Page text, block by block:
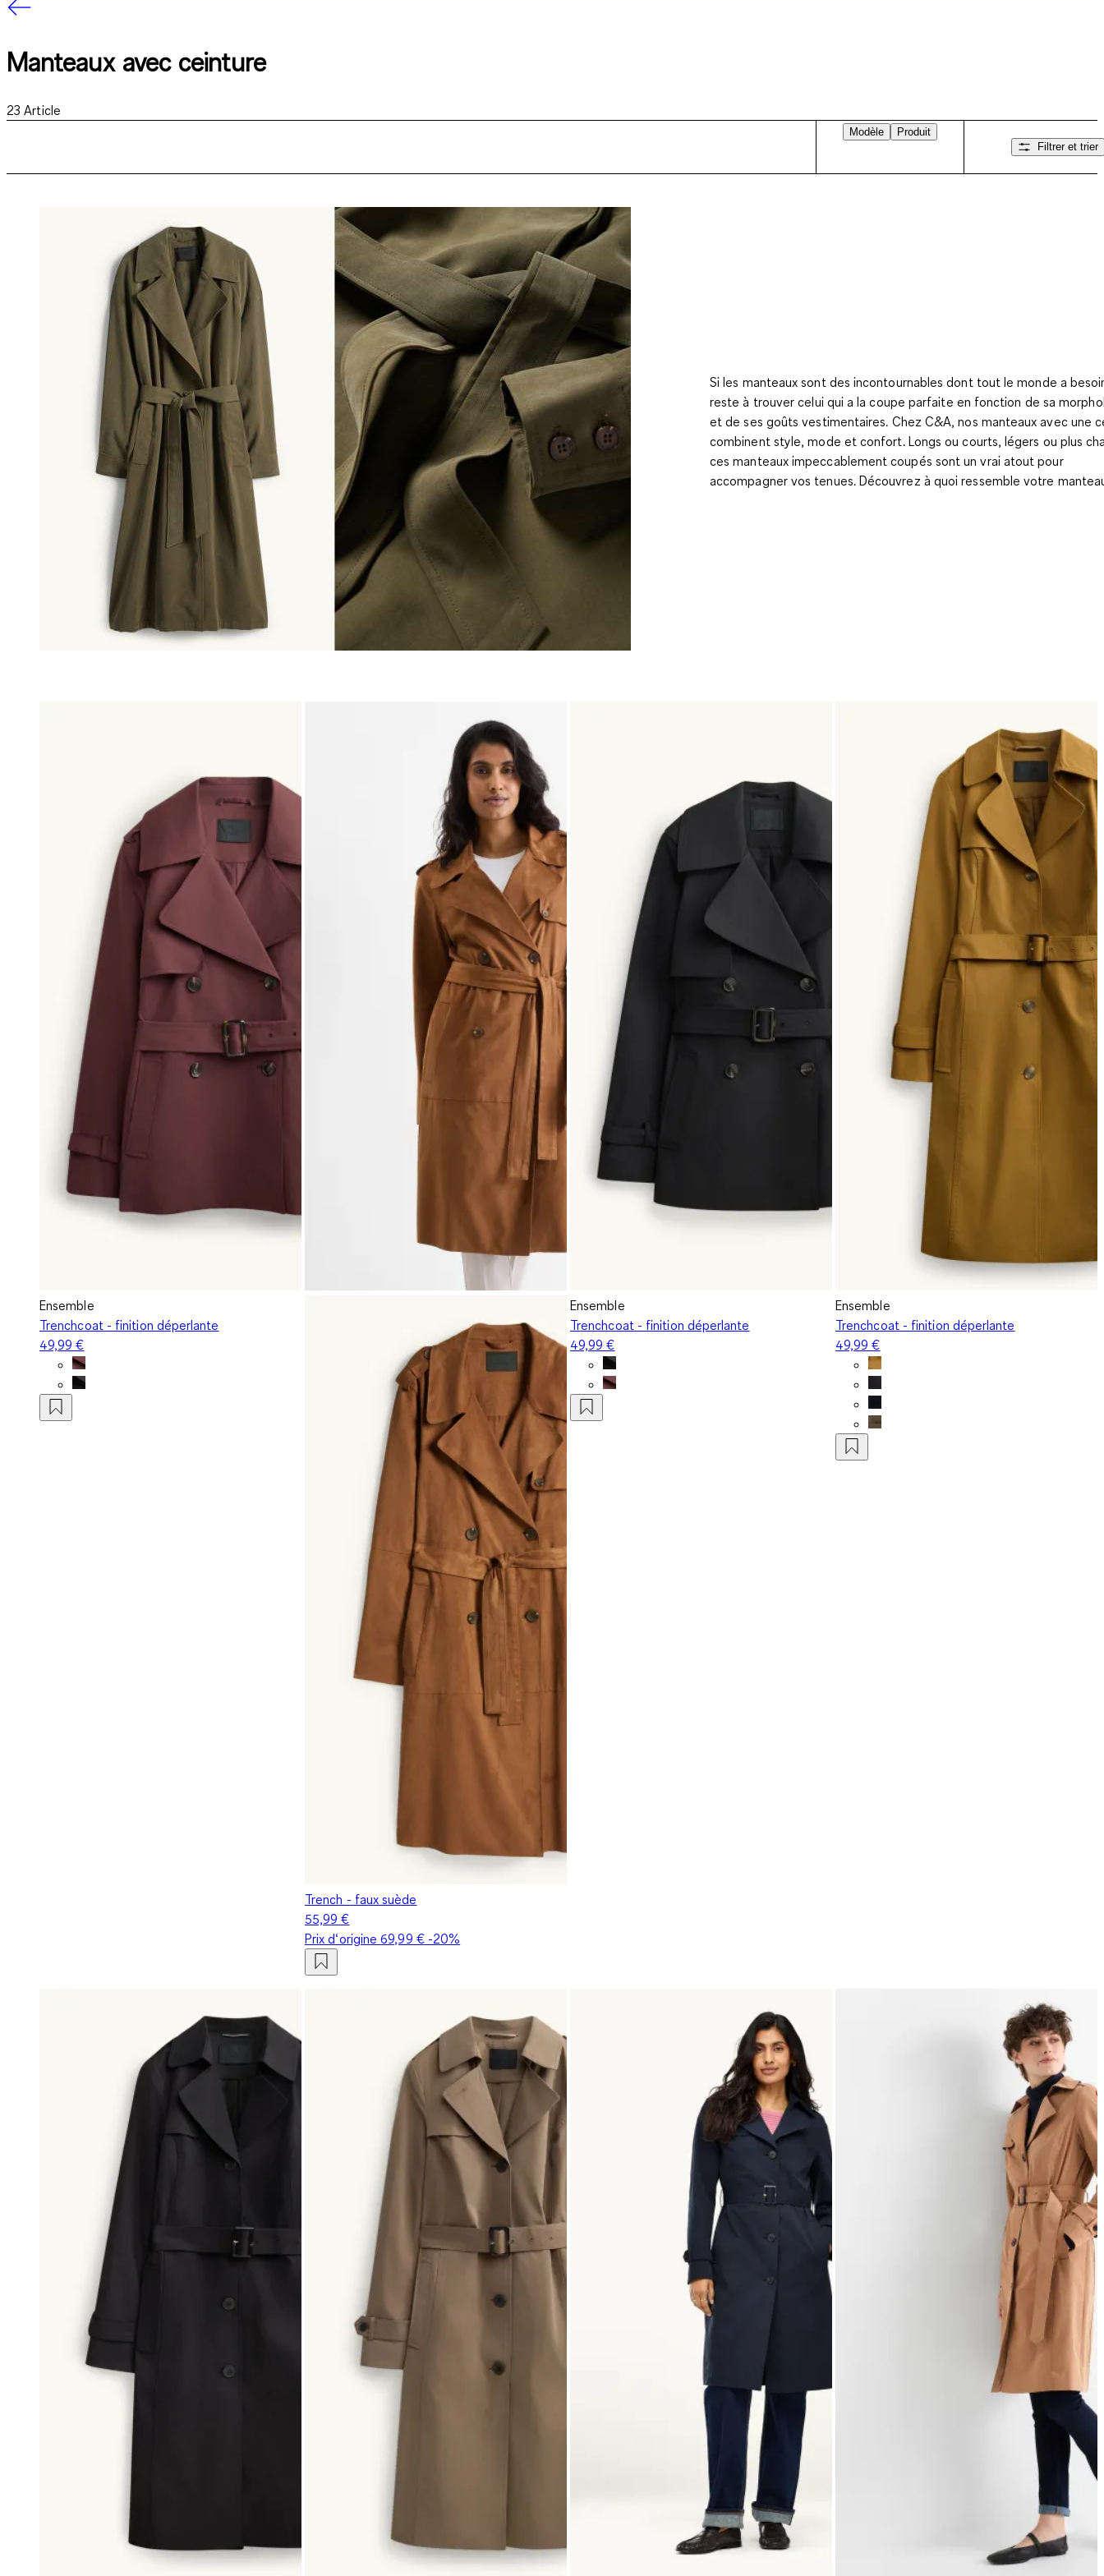
Manteaux avec ceinture
23 Article
Modèle
Produit
Filtrer et trier
Si les manteaux sont des incontournables dont tout le monde a
reste à trouver celui qui a la coupe parfaite en fonction de sa
et de ses goûts vestimentaires. Chez C&A, nos manteaux avec une
combinent style, mode et confort. Longs ou courts, légers ou plus
ces manteaux impeccablement coupés sont un vrai atout pour
accompagner vos tenues. Découvrez à quoi ressemble votre
Ensemble
Trenchcoat - finition déperlante
49,99 €
Trench - faux suède
55,99 €
Prix d‘origine69,99 €-20%
Ensemble
Trenchcoat - finition déperlante
49,99 €
Ensemble
Trenchcoat - finition déperlante
49,99 €